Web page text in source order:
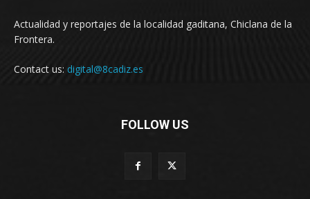
Actualidad y reportajes de la localidad gaditana, Chiclana de la
Frontera.
Contact us: digital@8cadiz.es
FOLLOW US